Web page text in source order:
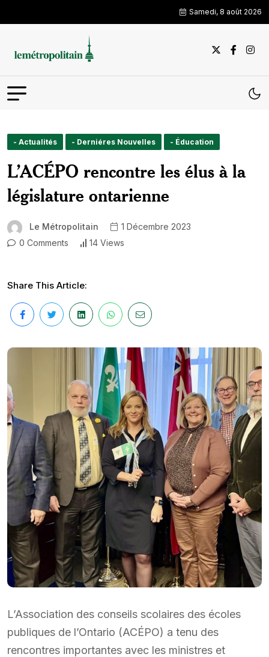
Samedi, 8 août 2026
- Actualités - Derniéres Nouvelles - Éducation
L’ACÉPO rencontre les élus à la
législature ontarienne
Le Métropolitain
1 Décembre 2023
0 Comments
14 Views
Share This Article:
L’Association des conseils scolaires des écoles
publiques de l’Ontario (ACÉPO) a tenu des
rencontres importantes avec les ministres et